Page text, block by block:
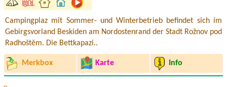
Campingplaz mit Sommer- und Winterbetrieb befindet sich im
Gebirgsvorland Beskiden am Nordostenrand der Stadt Rožnov pod
Radhoštěm. Die Bettkapazi..
Merkbox Karte Info